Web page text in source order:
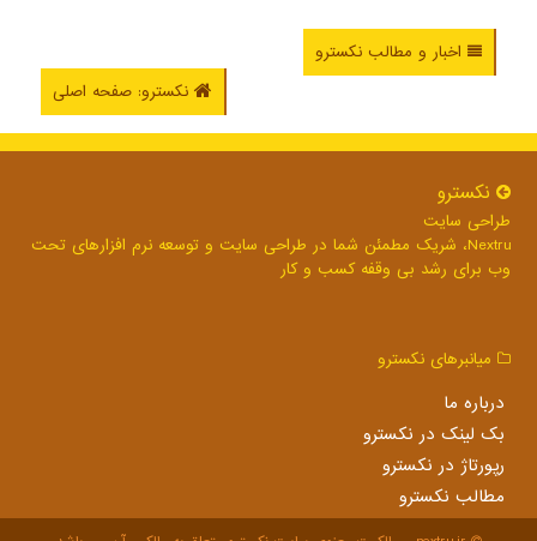
اخبار و مطالب نکسترو
نکسترو: صفحه اصلی
نكسترو
طراحی سایت
Nextru، شریک مطمئن شما در طراحی سایت و توسعه نرم افزارهای تحت
وب برای رشد بی وقفه کسب و کار
میانبرهای نكسترو
درباره ما
بک لینک در نكسترو
رپورتاژ در نكسترو
مطالب نكسترو